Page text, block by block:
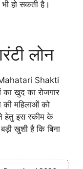
हो सकती है।
लोन
Mahatari Shakti
खुद का रोजगार
की महिलाओं को
हेतु इस स्कीम के
खुशी है कि बिना